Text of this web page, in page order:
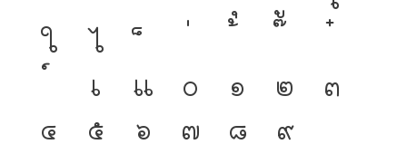
ใ
ไ
เ
แ ๐ ๑ ๒
๓
๔
๕ ๖ ๗ ๘ ๙